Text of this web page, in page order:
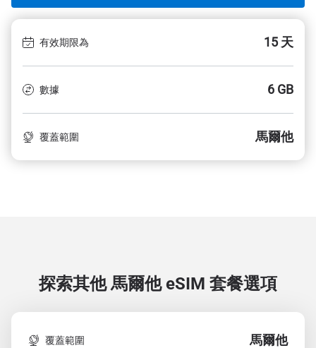
有效期限為 15 天
數據 6 GB
覆蓋範圍 馬爾他
探索其他 馬爾他eSIM 套餐選項
覆蓋範圍 馬爾他